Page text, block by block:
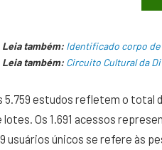
Leia também: Identificado corpo de
Leia também: Circuito Cultural da
5.759 estudos refletem o total
lotes. Os 1.691 acessos
usuários únicos se refere às